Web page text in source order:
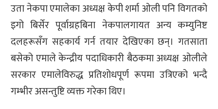
उता नेकपा एमालेका अध्यक्ष केपी शर्मा ओली पनि विगतको
इगो बिर्सेर पूर्वाग्रहबिना नेकपालगायत अन्य कम्युनिष्ट
दलहरूसँग सहकार्य गर्न तयार देखिएका छन्। गतसाता
बसेको एमाले केन्द्रीय पदाधिकारी बैठकमा अध्यक्ष ओलीले
सरकार एमालेविरुद्ध प्रतिशोधपूर्ण रूपमा उत्रिएको भन्दै
गम्भीर असन्तुष्टि व्यक्त गरेका थिए।